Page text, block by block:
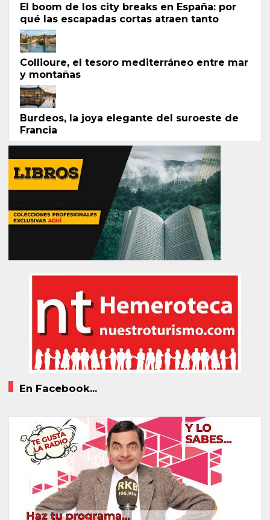
El boom de los city breaks en España: por
qué las escapadas cortas atraen tanto
Collioure, el tesoro mediterráneo entre mar
y montañas
Burdeos, la joya elegante del suroeste de
Francia
En Facebook...